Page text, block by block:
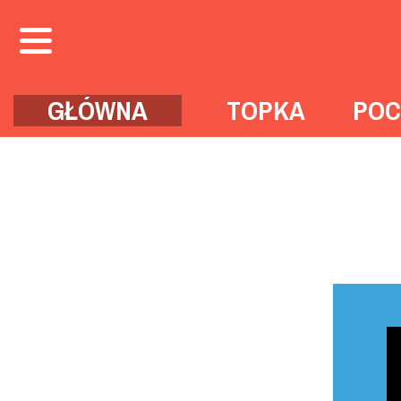
GŁÓWNA TOPKA